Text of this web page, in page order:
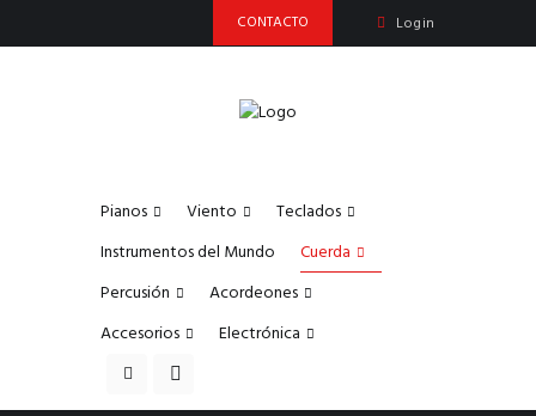
CONTACTO Login
Pianos Viento
Teclados
Instrumentos del Mundo
Cuerda
Percusión
Acordeones
Accesorios
Electrónica